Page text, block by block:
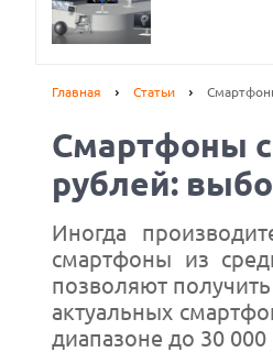
Главная Статьи
Смартфоны
рублей:
Иногда
смартфоны из
позволяют
актуальных
диапазоне до 30 000